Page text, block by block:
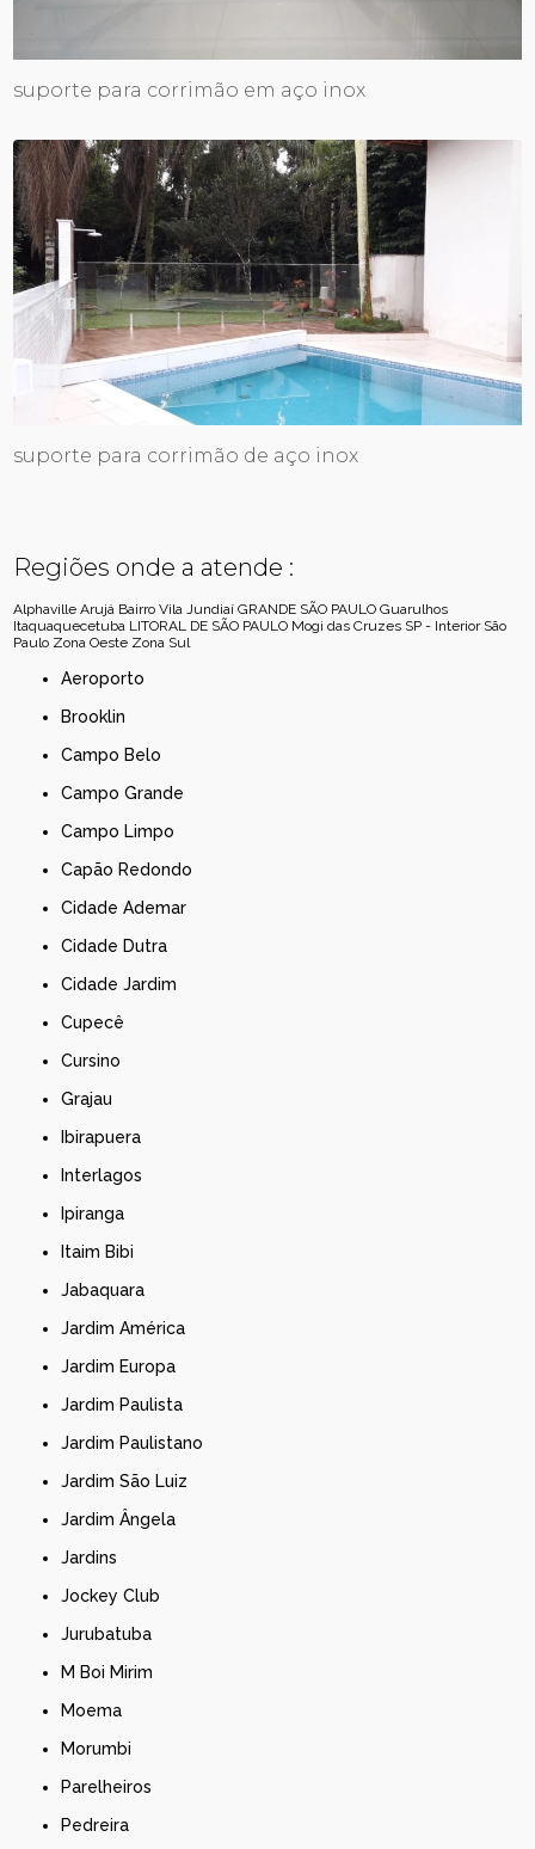
suporte para corrimão em aço inox
suporte para corrimão de aço inox
Regiões onde a atende :
Alphaville Arujá Bairro Vila Jundiaí GRANDE SÃO PAULO Guarulhos
Itaquaquecetuba LITORAL DE SÃO PAULO Mogi das Cruzes SP - Interior São
Paulo Zona Oeste Zona Sul
Aeroporto
Brooklin
Campo Belo
Campo Grande
Campo Limpo
Capão Redondo
Cidade Ademar
Cidade Dutra
Cidade Jardim
Cupecê
Cursino
Grajau
Ibirapuera
Interlagos
Ipiranga
Itaim Bibi
Jabaquara
Jardim América
Jardim Europa
Jardim Paulista
Jardim Paulistano
Jardim São Luiz
Jardim Ângela
Jardins
Jockey Club
Jurubatuba
M Boi Mirim
Moema
Morumbi
Parelheiros
Pedreira